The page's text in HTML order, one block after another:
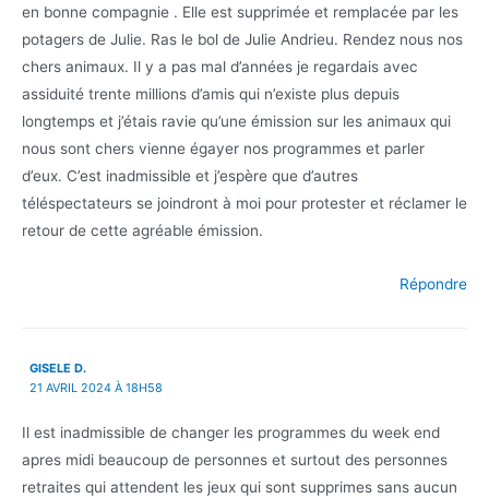
en bonne compagnie . Elle est supprimée et remplacée par les
potagers de Julie. Ras le bol de Julie Andrieu. Rendez nous nos
chers animaux. Il y a pas mal d’années je regardais avec
assiduité trente millions d’amis qui n’existe plus depuis
longtemps et j’étais ravie qu’une émission sur les animaux qui
nous sont chers vienne égayer nos programmes et parler
d’eux. C’est inadmissible et j’espère que d’autres
téléspectateurs se joindront à moi pour protester et réclamer le
retour de cette agréable émission.
Répondre
GISELE D.
21 AVRIL 2024 À 18H58
Il est inadmissible de changer les programmes du week end
apres midi beaucoup de personnes et surtout des personnes
retraites qui attendent les jeux qui sont supprimes sans aucun